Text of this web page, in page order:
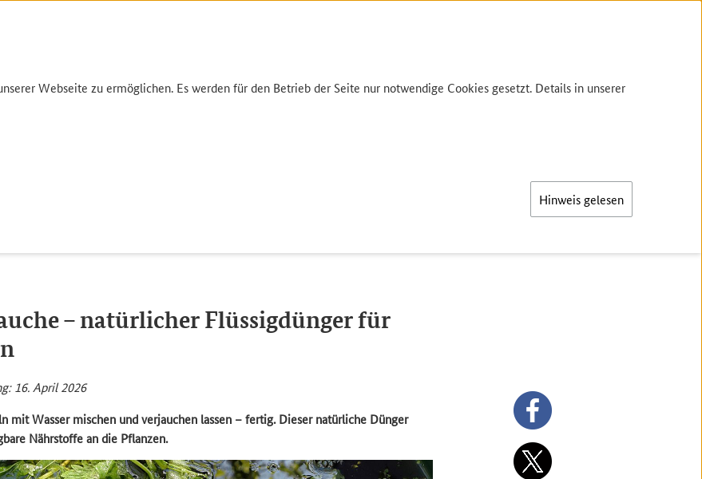
– natürlicher Flüssigdünger für
16. April 2026
mit Wasser mischen und verjauchen lassen – fertig. Dieser natürliche Dünger
Nährstoffe an die Pflanzen.
Webseite zu ermöglichen. Es werden für den Betrieb der Seite nur notwendige Cookies gesetzt. Details in unserer
Hinweis gelesen